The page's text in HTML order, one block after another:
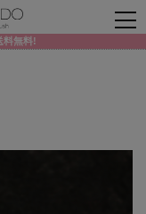
料無料!